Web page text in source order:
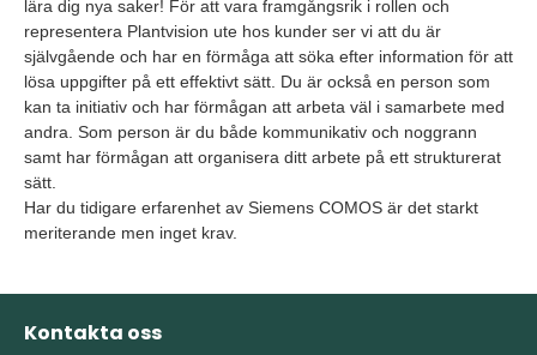
lära dig nya saker! För att vara framgångsrik i rollen och
representera Plantvision ute hos kunder ser vi att du är
självgående och har en förmåga att söka efter information för att
lösa uppgifter på ett effektivt sätt. Du är också en person som
kan ta initiativ och har förmågan att arbeta väl i samarbete med
andra. Som person är du både kommunikativ och noggrann
samt har förmågan att organisera ditt arbete på ett strukturerat
sätt.
Har du tidigare erfarenhet av Siemens COMOS är det starkt
meriterande men inget krav.
Kontakta oss